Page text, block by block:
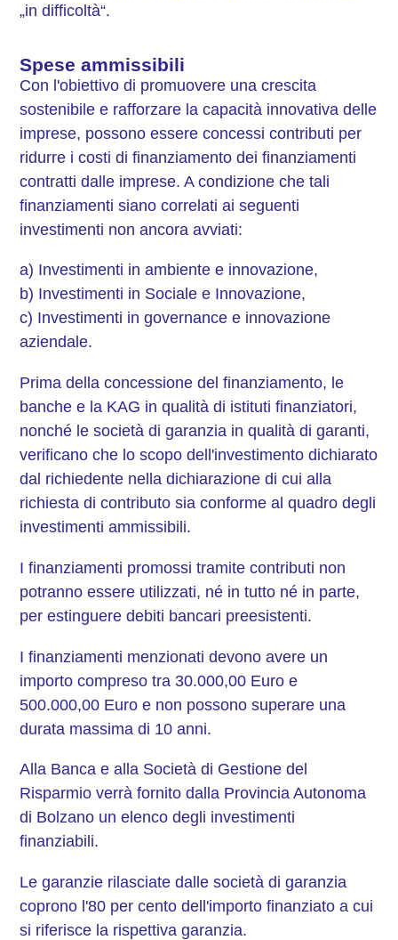
„in difficoltà“.
Spese ammissibili
Con l'obiettivo di promuovere una crescita
sostenibile e rafforzare la capacità innovativa delle
imprese, possono essere concessi contributi per
ridurre i costi di finanziamento dei finanziamenti
contratti dalle imprese. A condizione che tali
finanziamenti siano correlati ai seguenti
investimenti non ancora avviati:
a) Investimenti in ambiente e innovazione,
b) Investimenti in Sociale e Innovazione,
c) Investimenti in governance e innovazione
aziendale.
Prima della concessione del finanziamento, le
banche e la KAG in qualità di istituti finanziatori,
nonché le società di garanzia in qualità di garanti,
verificano che lo scopo dell'investimento dichiarato
dal richiedente nella dichiarazione di cui alla
richiesta di contributo sia conforme al quadro degli
investimenti ammissibili.
I finanziamenti promossi tramite contributi non
potranno essere utilizzati, né in tutto né in parte,
per estinguere debiti bancari preesistenti.
I finanziamenti menzionati devono avere un
importo compreso tra 30.000,00 Euro e
500.000,00 Euro e non possono superare una
durata massima di 10 anni.
Alla Banca e alla Società di Gestione del
Risparmio verrà fornito dalla Provincia Autonoma
di Bolzano un elenco degli investimenti
finanziabili.
Le garanzie rilasciate dalle società di garanzia
coprono l'80 per cento dell'importo finanziato a cui
si riferisce la rispettiva garanzia.